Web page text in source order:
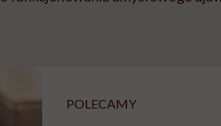
POLECAMY